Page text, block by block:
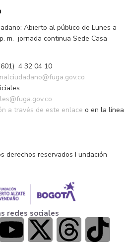
Abierto al público de Lunes a
m. jornada continua Sede Casa
4 32 04 10
a través de este enlace o en la línea
derechos reservados Fundación
redes sociales